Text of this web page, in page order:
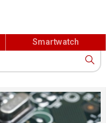
Smartwatch